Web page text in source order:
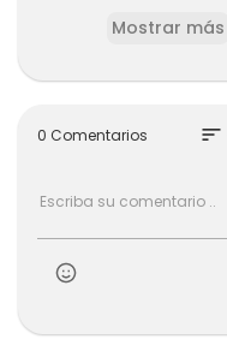
Mostrar más
0 Comentarios sort